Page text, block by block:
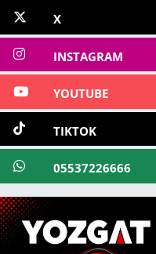
X
INSTAGRAM
YOUTUBE
TIKTOK
05537226666